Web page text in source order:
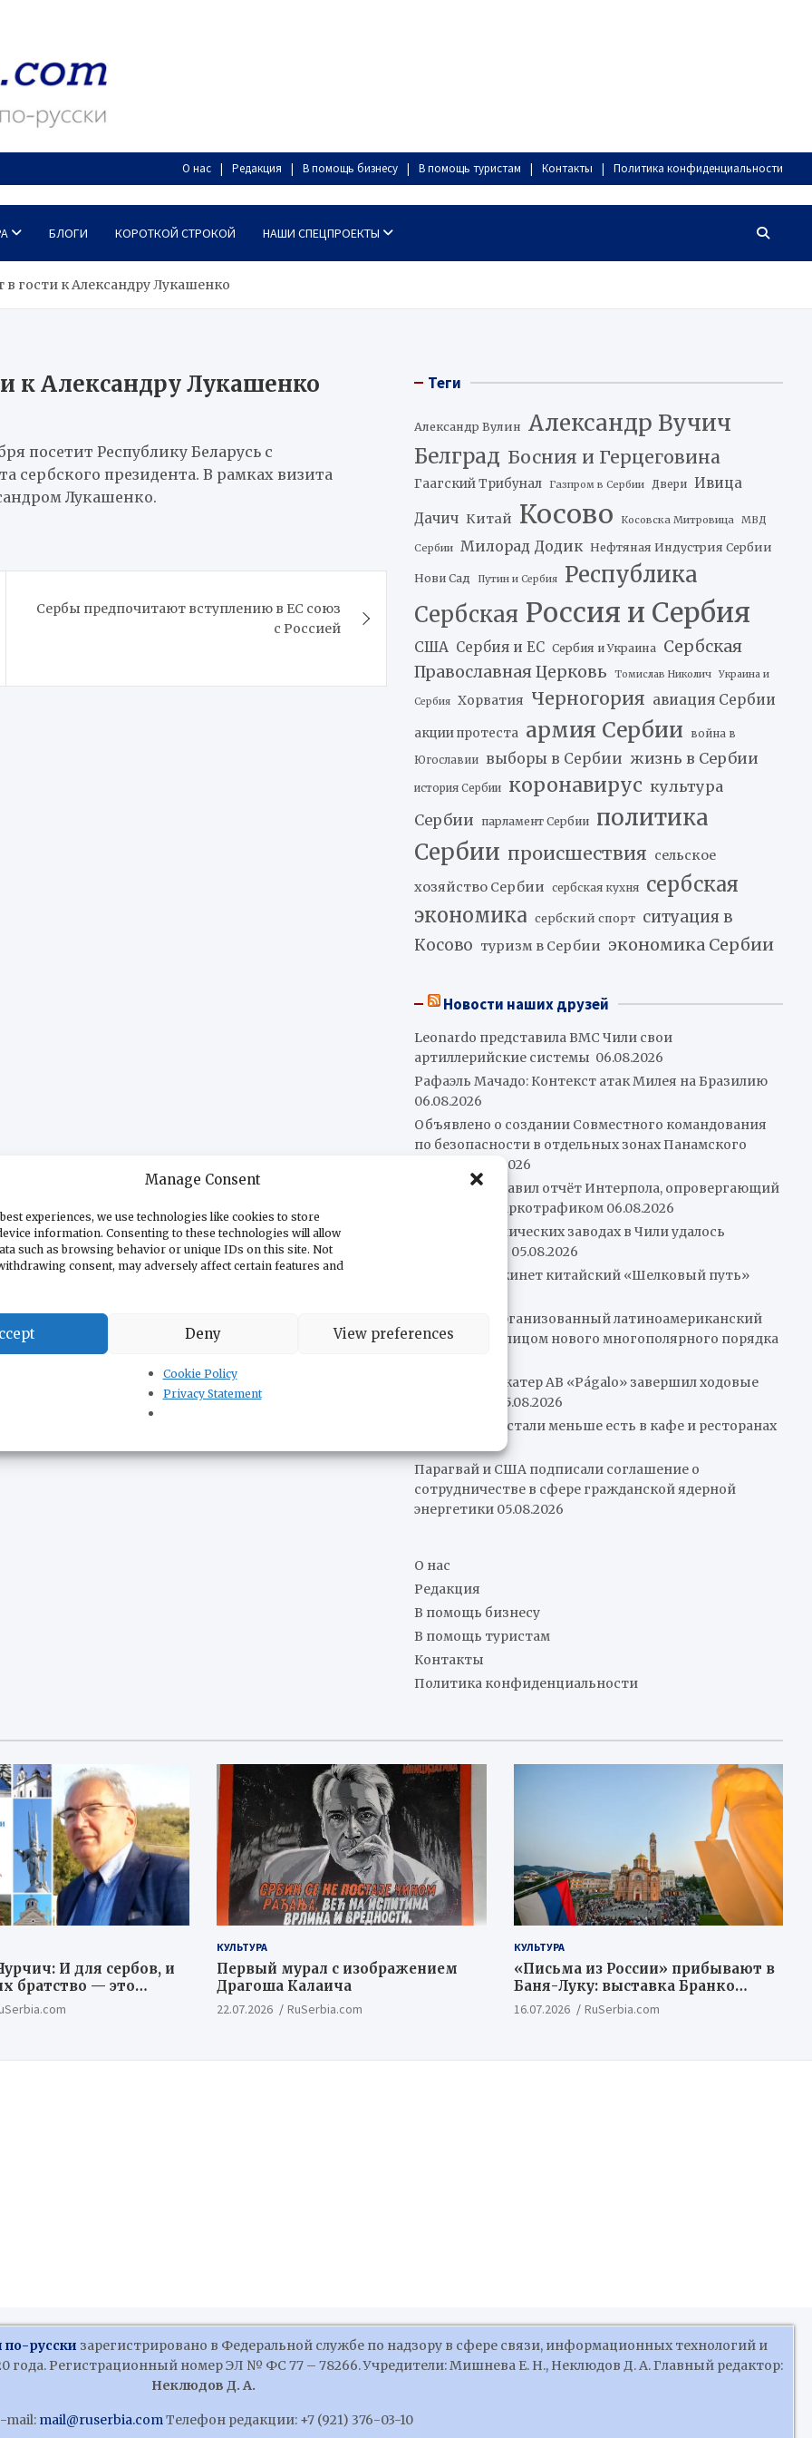
Manage Consent
experiences, we use technologies like cookies to store
information. Consenting to these technologies will allow
such as browsing behavior or unique IDs on this site. Not
consent, may adversely affect certain features and
Deny View preferences
Cookie Policy
Privacy Statement
О нас Редакция В помощь бизнесу В помощь туристам Контакты Политика конфиденциальности
БЛОГИ КОРОТКОЙ СТРОКОЙ НАШИ СПЕЦПРОЕКТЫ
в гости к Александру Лукашенко
к Александру Лукашенко
посетит Республику Беларусь с
президента. В рамках визита
Лукашенко.
Сербы предпочитают вступлению в ЕС союз
с Россией
Теги
Александр Вулин Александр Вучич
Белград Босния и Герцеговина
Гаагский Трибунал Газпром в Сербии Двери Ивица
Дачич Китай Косово Косовска Митровица МВД
Сербии Милорад Додик Нефтяная Индустрия Сербии
Нови Сад Путин и Сербия
Республика
Сербская Россия и Сербия
США Сербия и ЕС Сербия и Украина
Сербская
Православная Церковь
Томислав Николич Украина и
Сербия Хорватия Черногория авиация Сербии
акции протеста армия Сербии война в
Югославии выборы в Сербии жизнь в Сербии
история Сербии коронавирус культура
Сербии
парламент Сербии политика
Сербии происшествия сельское
хозяйство Сербии
сербская кухня сербская
экономика сербский спорт ситуация в
Косово туризм в Сербии экономика Сербии
Новости наших друзей
Leonardo представила ВМС Чили свои
артиллерийские системы 06.08.2026
Рафаэль Мачадо: Контекст атак Милея на Бразилию
06.08.2026
Объявлено о создании Совместного командования
по безопасности в отдельных зонах Панамского
06.08.2026
Петро представил отчёт Интерпола, опровергающий
его связи с наркотрафиком 06.08.2026
Пожар на химических заводах в Чили удалось
05.08.2026
Колумбия покинет китайский «Шелковый путь»
Нам нужен организованный латиноамериканский
рынок перед лицом нового многополярного порядка
Патрульный катер AB «Págalo» завершил ходовые
05.08.2026
Венесуэльцы стали меньше есть в кафе и ресторанах
Парагвай и США подписали соглашение о
сотрудничестве в сфере гражданской ядерной
энергетики 05.08.2026
О нас
Редакция
В помощь бизнесу
В помощь туристам
Контакты
Политика конфиденциальности
И для сербов, и
братство — это
и цивилизационный
КУЛЬТУРА
Первый мурал с изображением
Драгоша Калаича
22.07.2026 RuSerbia.com
КУЛЬТУРА
«Письма из России» прибывают в
Баня-Луку: выставка Бранко
Недимовича объединяет
шестерых художников из
16.07.2026 RuSerbia.com
по-русски зарегистрировано в Федеральной службе по надзору в сфере связи, информационных технологий и
года. Регистрационный номер ЭЛ № ФС 77 – 78266. Учредители: Мишнева Е. Н., Неклюдов Д. А. Главный редактор:
Неклюдов Д. А.
mail: mail@ruserbia.comТелефон редакции: +7 (921) 376-03-10